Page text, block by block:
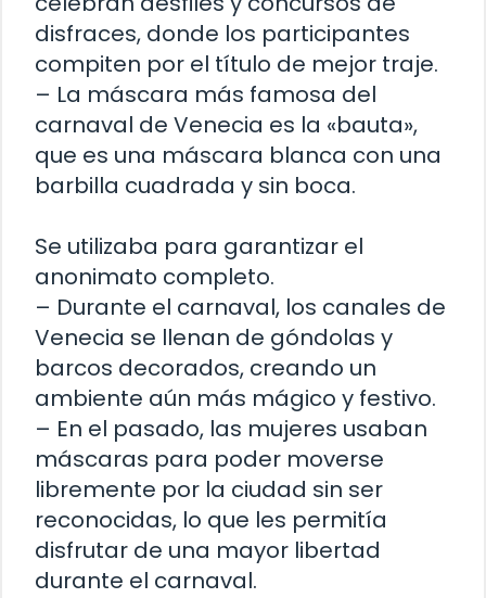
disfraces, donde los participantes
compiten por el título de mejor traje.
– La máscara más famosa del
carnaval de Venecia es la «bauta»,
que es una máscara blanca con una
barbilla cuadrada y sin boca.
Se utilizaba para garantizar el
anonimato completo.
– Durante el carnaval, los canales de
Venecia se llenan de góndolas y
barcos decorados, creando un
ambiente aún más mágico y festivo.
– En el pasado, las mujeres usaban
máscaras para poder moverse
libremente por la ciudad sin ser
reconocidas, lo que les permitía
disfrutar de una mayor libertad
durante el carnaval.